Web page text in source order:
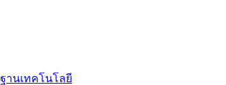
านเทคโนโลยี